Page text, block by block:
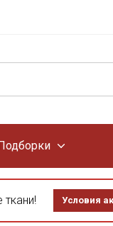
ткани! Условия